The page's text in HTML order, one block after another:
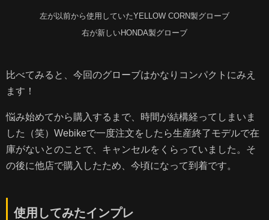
左が以前から使用していたYELLOW CORN製グローブ
右が新しいHONDA製グローブ
比べてみると、今回のグローブはかなりコンパクトにみえ
ます！
悩み始めてから購入するまで、時間が結構経ってしまいま
した（笑）Webikeで一度注文をしたら生産終了モデルで在
庫がないとのことで、キャンセルをくらっていました。そ
の後に他店で購入したため、今頃になって到着です。
使用してみたインプレ